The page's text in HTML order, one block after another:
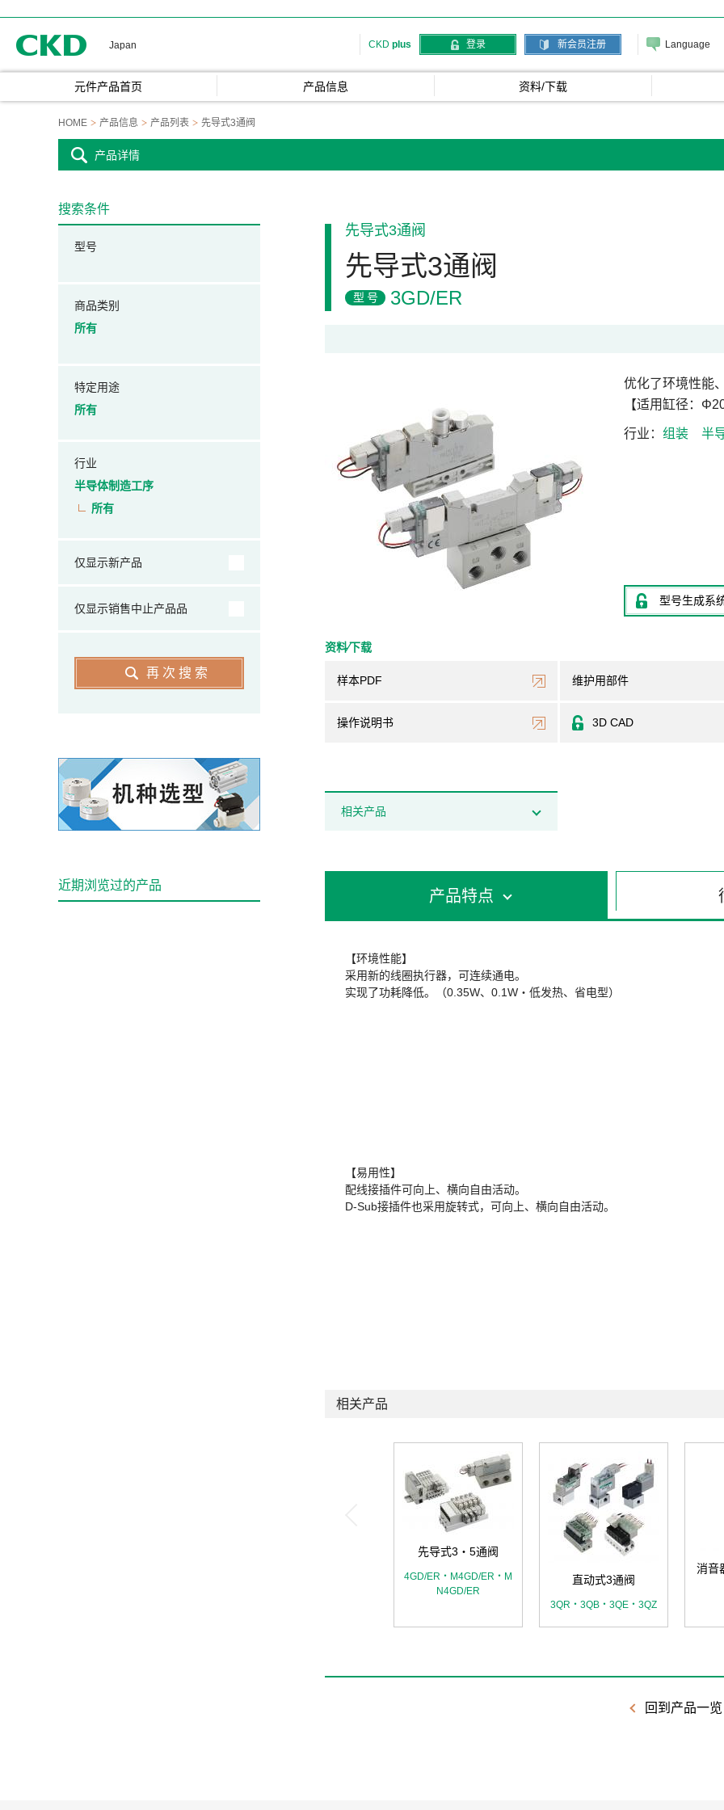
Japan CKD plus 登录 新会员注册 Language
元件产品首页 产品信息 资料/下载
HOME 产品信息 产品列表 先导式3通阀
产品详情
先导式3通阀
先导式3通阀
型号 3GD/ER
优化了环境性能
【适用缸径：
行业 组装 半
型号生成系
资料⁄下载
样本PDF 维护用部件
操作说明书 3D CAD
相关产品
产品特点
【环境性能】
采用新的线圈执行器，可连续通电。
实现了功耗降低。（0.35W、0.1W・低发热、省电型）
【易用性】
配线接插件可向上、横向自由活动。
D-Sub接插件也采用旋转式，可向上、横向自由活动。
相关产品
先导式3・5通阀
4GD/ER・M4GD/ER・M
N4GD/ER
直动式3通阀
3QR・3QB・3QE・3QZ
消音
回到产品一览
搜索条件
型号
商品类别
所有
特定用途
所有
行业
半导体制造工序
所有
仅显示新产品
仅显示销售中止产品品
再次搜索
近期浏览过的产品